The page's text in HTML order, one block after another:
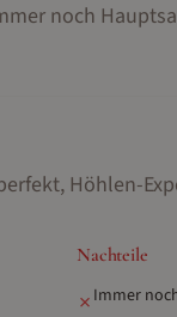
noch
Höhlen-
Nachteile
✗ Immer